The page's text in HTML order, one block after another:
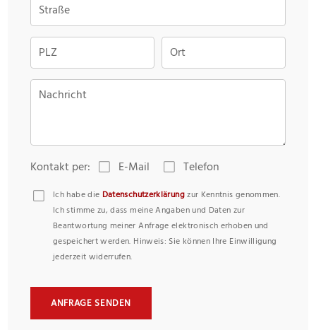
Straße
PLZ Ort
Nachricht
Kontakt per: E-Mail Telefon
Ich habe die Datenschutzerklärungzur Kenntnis genommen.
Ich stimme zu, dass meine Angaben und Daten zur
Beantwortung meiner Anfrage elektronisch erhoben und
gespeichert werden. Hinweis: Sie können Ihre Einwilligung
jederzeit widerrufen.
ANFRAGE SENDEN